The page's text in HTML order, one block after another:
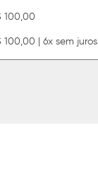
100,00
| 6x sem juros